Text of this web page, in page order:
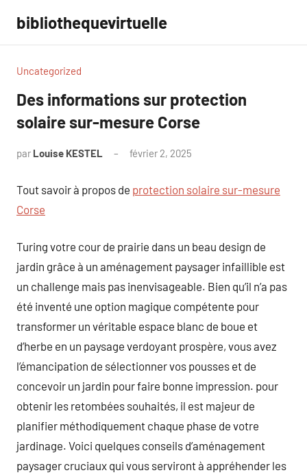
contenu
bibliothequevirtuelle
Uncategorized
Des informations sur protection
solaire sur-mesure Corse
par Louise KESTEL février 2, 2025
Tout savoir à propos de protection solaire sur-mesure
Corse
Turing votre cour de prairie dans un beau design de
jardin grâce à un aménagement paysager infaillible est
un challenge mais pas inenvisageable. Bien qu’il n’a pas
été inventé une option magique compétente pour
transformer un véritable espace blanc de boue et
d’herbe en un paysage verdoyant prospère, vous avez
l’émancipation de sélectionner vos pousses et de
concevoir un jardin pour faire bonne impression. pour
obtenir les retombées souhaités, il est majeur de
planifier méthodiquement chaque phase de votre
jardinage. Voici quelques conseils d’aménagement
paysager cruciaux qui vous serviront à appréhender les